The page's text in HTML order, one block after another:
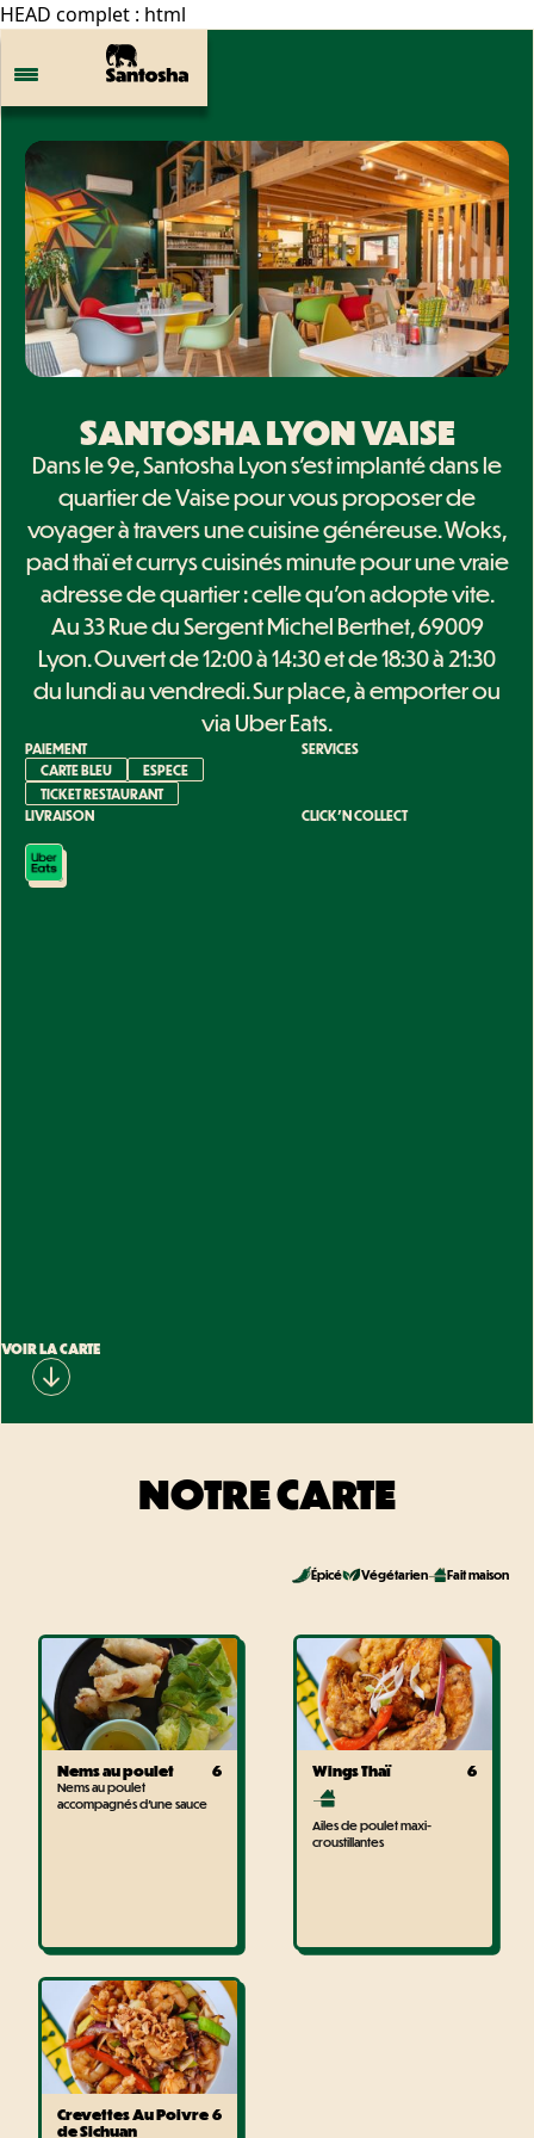
HEAD complet : html
SANTOSHA LYON VAISE
Dans le 9e, Santosha Lyon s'est implanté dans le
quartier de Vaise pour vous proposer de
voyager à travers une cuisine généreuse. Woks,
pad thaï et currys cuisinés minute pour une vraie
adresse de quartier : celle qu'on adopte vite.
Au 33 Rue du Sergent Michel Berthet, 69009
Lyon. Ouvert de 12:00 à 14:30 et de 18:30 à 21:30
du lundi au vendredi. Sur place, à emporter ou
via Uber Eats.
PAIEMENT
CARTE BLEU
ESPECE
TICKET RESTAURANT
SERVICES
LIVRAISON CLICK'N COLLECT
VOIR LA CARTE
NOTRE CARTE
Épicé Végétarien Fait maison
Nems au poulet 6
Nems au poulet
accompagnés d'une sauce
Wings Thaï 6
Ailes de poulet maxi-
croustillantes
Crevettes Au Poivre
de Sichuan
6